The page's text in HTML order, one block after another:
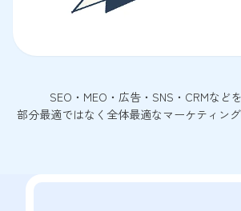
SEO・MEO・広告・SNS・CRMなど
部分最適ではなく全体最適なマーケティング